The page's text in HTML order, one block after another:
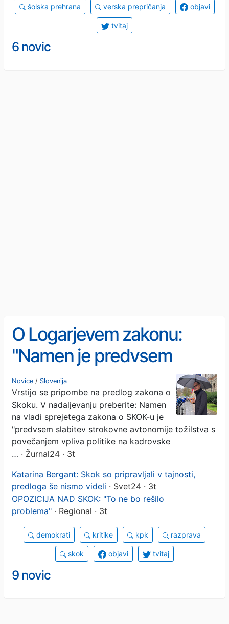
šolska prehrana verska prepričanja objavi
tvitaj
6 novic
O Logarjevem zakonu:
"Namen je predvsem
povečati politilni vpliv!"
Novice / Slovenija
Vrstijo se pripombe na predlog zakona o
Skoku. V nadaljevanju preberite: Namen
na vladi sprejetega zakona o SKOK-u je
"predvsem slabitev strokovne avtonomije tožilstva s
povečanjem vpliva politike na kadrovske
… · Žurnal24 · 3t
Katarina Bergant: Skok so pripravljali v tajnosti,
predloga še nismo videli · Svet24 · 3t
OPOZICIJA NAD SKOK: "To ne bo rešilo
problema" · Regional · 3t
demokrati kritike kpk razprava
skok objavi tvitaj
9 novic